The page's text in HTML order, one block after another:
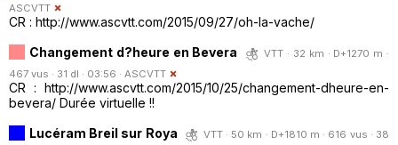
ASCVTT
CR : http://www.ascvtt.com/2015/09/27/oh-la-vache/
Changement d?heure en Bevera
VTT · 32 km · D+1270 m ·
467 vus · 31 dl · 03:56 · ASCVTT
CR : http://www.ascvtt.com/2015/10/25/changement-dheure-en-
bevera/ Durée virtuelle !!
Lucéram Breil sur Roya
VTT · 50 km · D+1810 m · 616 vus · 38